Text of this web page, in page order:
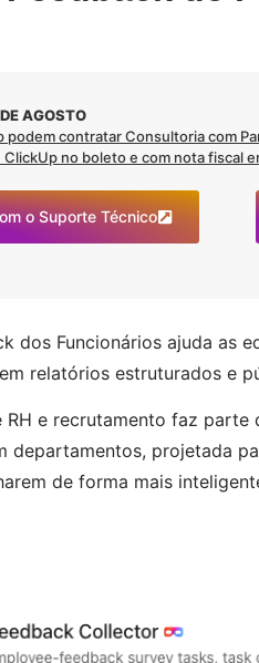
AGOSTO
podem contratar Consultoria com
no boleto e com nota fiscal
o Suporte Técnico
dos Funcionários ajuda as
relatórios estruturados e
RH e recrutamento faz parte
departamentos, projetada
de forma mais